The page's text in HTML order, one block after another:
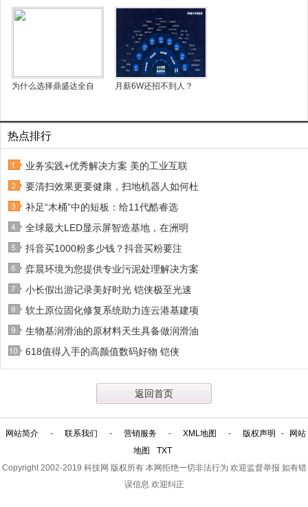
为什么选择鼎盛达全自 月薪6W还招不到人？
热点排行
业务实践+优秀解决方案 美的工业互联
要清扫效果更要健康，扫地机器人如何杜
补足“木桶”中的短板：给11代酷睿选
全球最大LED显示屏智造基地，在洲明
抖音买1000粉多少钱？抖音买粉要注
弈晨环境为您提供专业污泥处理解决方案
小长假出游记录美好时光 铠侠极至光速
软土原位固化修复系统助力连云港基建项
生物基润滑油的原材料天生具备做润滑油
618值得入手的高颜值数码好物 铠侠
返回首页
网站简介 - 联系我们 - 营销服务 - XML地图 - 版权声明 -
网站
地图
TXT
Copyright 2002-2019 科技网 版权所有 本网拒绝一切非法行为 欢迎监督举报 如有错
误信息 欢迎纠正